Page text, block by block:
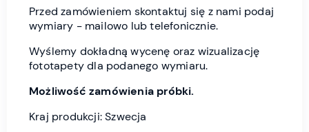
Przed zamówieniem skontaktuj się z nami podaj
wymiary - mailowo lub telefonicznie.
Wyślemy dokładną wycenę oraz wizualizację
fototapety dla podanego wymiaru.
Możliwość zamówienia próbki.
Kraj produkcji: Szwecja